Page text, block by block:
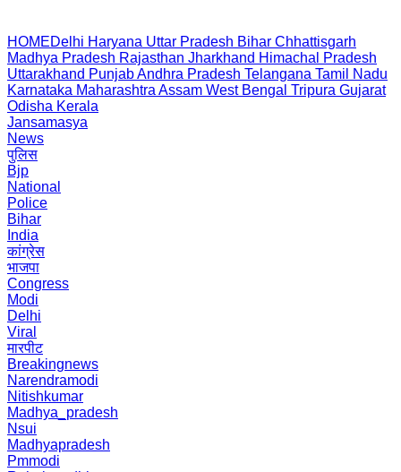
HOMEDelhi Haryana Uttar Pradesh Bihar Chhattisgarh
Madhya Pradesh Rajasthan Jharkhand Himachal Pradesh
Uttarakhand PunjabAndhra Pradesh Telangana Tamil Nadu
Karnataka Maharashtra Assam West Bengal Tripura Gujarat
Odisha Kerala
Jansamasya
News
पुलिस
Bjp
National
Police
Bihar
India
कांग्रेस
भाजपा
Congress
Modi
Delhi
Viral
मारपीट
Breakingnews
Narendramodi
Nitishkumar
Madhya_pradesh
Nsui
Madhyapradesh
Pmmodi